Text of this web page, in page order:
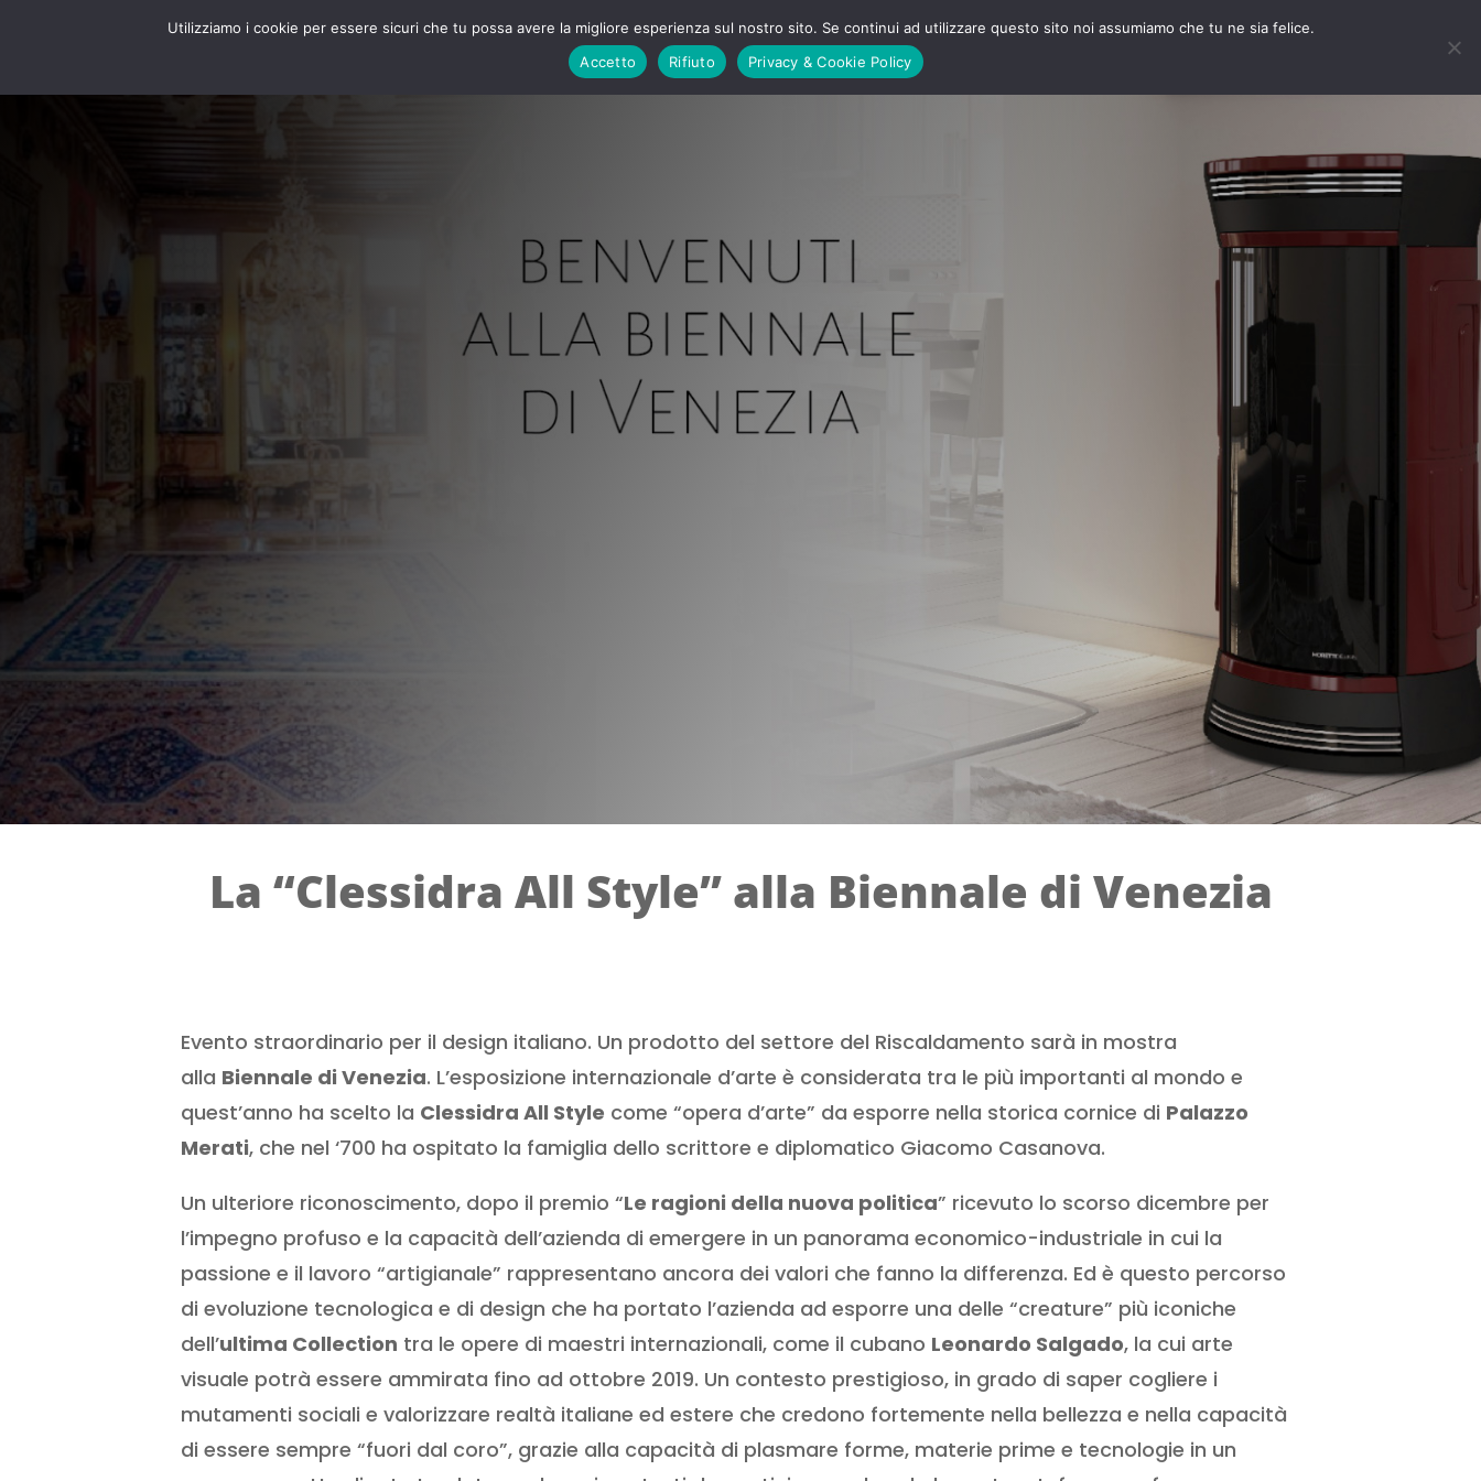
Ipino powerbox Servizi Collezione Ipino News Collabora Consulenza Online
La “Clessidra All Style” alla Biennale di Venezia
Evento straordinario per il design italiano. Un prodotto del settore del Riscaldamento sarà in mostra
alla Biennale di Venezia. L’esposizione internazionale d’arte è considerata tra le più importanti al mondo e
quest’anno ha scelto la Clessidra All Style come “opera d’arte” da esporre nella storica cornice di Palazzo
Merati, che nel ‘700 ha ospitato la famiglia dello scrittore e diplomatico Giacomo Casanova.
Un ulteriore riconoscimento, dopo il premio “Le ragioni della nuova politica” ricevuto lo scorso dicembre per
l’impegno profuso e la capacità dell’azienda di emergere in un panorama economico-industriale in cui la
passione e il lavoro “artigianale” rappresentano ancora dei valori che fanno la differenza. Ed è questo percorso
di evoluzione tecnologica e di design che ha portato l’azienda ad esporre una delle “creature” più iconiche
dell’ultima Collection tra le opere di maestri internazionali, come il cubano Leonardo Salgado, la cui arte
visuale potrà essere ammirata fino ad ottobre 2019. Un contesto prestigioso, in grado di saper cogliere i
mutamenti sociali e valorizzare realtà italiane ed estere che credono fortemente nella bellezza e nella capacità
di essere sempre “fuori dal coro”, grazie alla capacità di plasmare forme, materie prime e tecnologie in un
Utilizziamo i cookie per essere sicuri che tu possa avere la migliore esperienza sul nostro sito. Se continui ad utilizzare questo sito noi assumiamo che tu ne sia felice.
Accetto
Rifiuto Privacy & Cookie Policy